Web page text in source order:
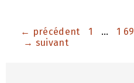
← précédent Page
1 … 1
→ suivant